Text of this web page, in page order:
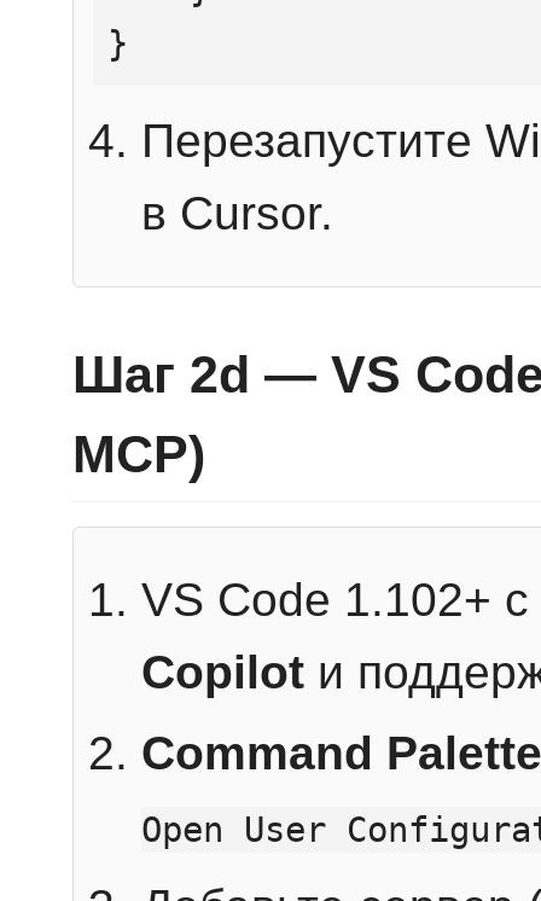
}
Перезапустите
в Cursor.
Шаг 2d — VS
MCP)
VS Code 1.102+
Copilot и
Command Palette
Open User